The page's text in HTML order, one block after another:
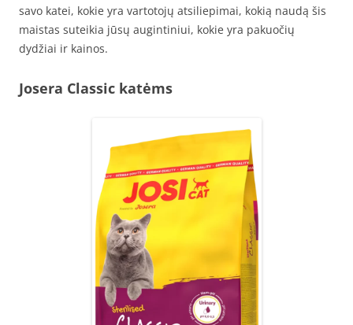
savo katei, kokie yra vartotojų atsiliepimai, kokią naudą šis
maistas suteikia jūsų augintiniui, kokie yra pakuočių
dydžiai ir kainos.
Josera Classic katėms